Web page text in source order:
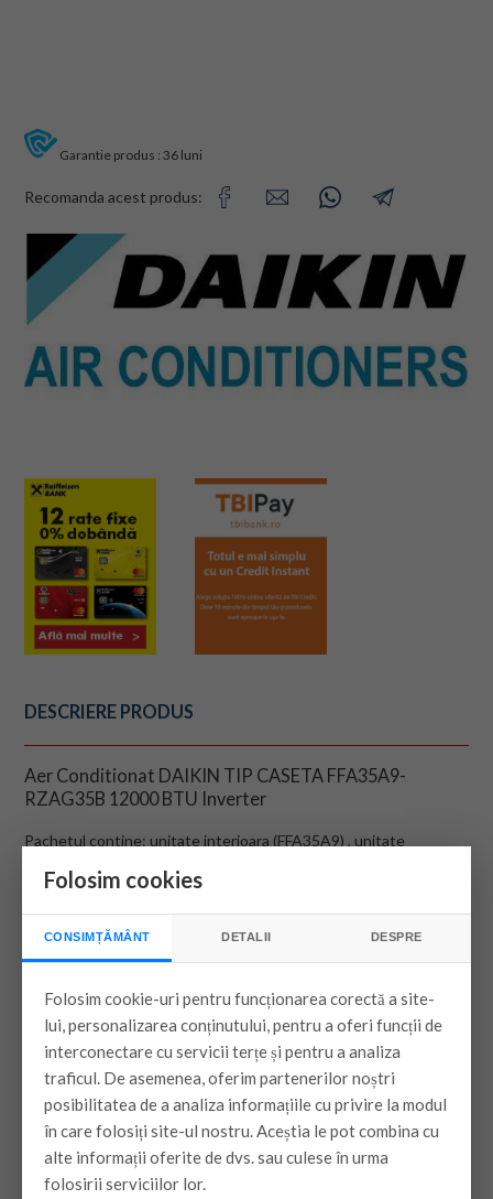
Garantie produs : 36 luni
Recomanda acest produs:
DESCRIERE PRODUS
Aer Conditionat DAIKIN TIP CASETA FFA35A9-
RZAG35B 12000 BTU Inverter
Pachetul contine: unitate interioara (FFA35A9) , unitate
telecomanda (BRC1H52W)
MONTAJUL NU ESTE INCLUS PENTRU
ACEST PRODUS
Folosim cookies
CONSIMȚĂMÂNT DETALII DESPRE
Folosim cookie-uri pentru funcționarea corectă a site-
lui, personalizarea conținutului, pentru a oferi funcții de
interconectare cu servicii terțe și pentru a analiza
traficul. De asemenea, oferim partenerilor noștri
posibilitatea de a analiza informațiile cu privire la modul
în care folosiți site-ul nostru. Aceștia le pot combina cu
alte informații oferite de dvs. sau culese în urma
folosirii serviciilor lor.